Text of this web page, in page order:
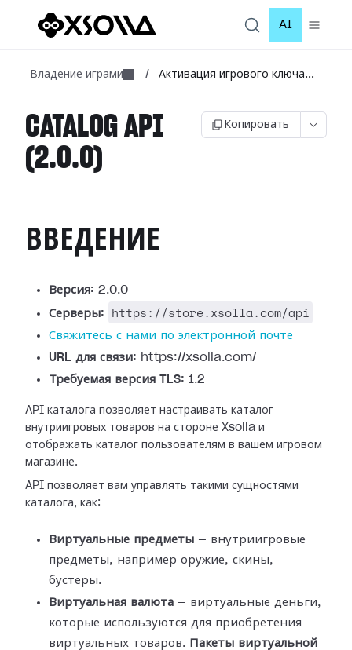
AI
Владение играми / Активация игрового ключа...
CATALOG API
(2.0.0)
Копировать
ВВЕДЕНИЕ
Версия: 2.0.0
Серверы:
https://store.xsolla.com/api
Свяжитесь с нами по электронной почте
URL для связи: https://xsolla.com/
Требуемая версия TLS: 1.2
API каталога позволяет настраивать каталог
внутриигровых товаров на стороне Xsolla и
отображать каталог пользователям в вашем игровом
магазине.
API позволяет вам управлять такими сущностями
каталога, как:
Виртуальные предметы — внутриигровые
предметы, например оружие, скины,
бустеры.
Виртуальная валюта — виртуальные деньги,
которые используются для приобретения
виртуальных товаров. Пакеты виртуальной